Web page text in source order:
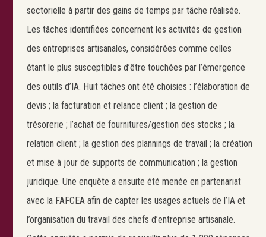
sectorielle à partir des gains de temps par tâche réalisée.
Les tâches identifiées concernent les activités de gestion
des entreprises artisanales, considérées comme celles
étant le plus susceptibles d’être touchées par l’émergence
des outils d’IA. Huit tâches ont été choisies : l’élaboration de
devis ; la facturation et relance client ; la gestion de
trésorerie ; l’achat de fournitures/gestion des stocks ; la
relation client ; la gestion des plannings de travail ; la création
et mise à jour de supports de communication ; la gestion
juridique. Une enquête a ensuite été menée en partenariat
avec la FAFCEA afin de capter les usages actuels de l’IA et
l’organisation du travail des chefs d’entreprise artisanale.